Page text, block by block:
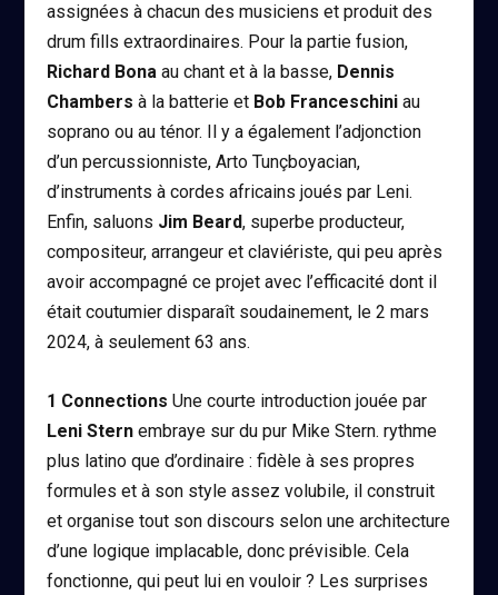
assignées à chacun des musiciens et produit des
drum fills extraordinaires. Pour la partie fusion,
Richard Bona au chant et à la basse, Dennis
Chambers à la batterie et Bob Franceschini au
soprano ou au ténor. Il y a également l’adjonction
d’un percussionniste, Arto Tunçboyacian,
d’instruments à cordes africains joués par Leni.
Enfin, saluons Jim Beard, superbe producteur,
compositeur, arrangeur et claviériste, qui peu après
avoir accompagné ce projet avec l’efficacité dont il
était coutumier disparaît soudainement, le 2 mars
2024, à seulement 63 ans.
1 Connections Une courte introduction jouée par
Leni Stern embraye sur du pur Mike Stern. rythme
plus latino que d’ordinaire : fidèle à ses propres
formules et à son style assez volubile, il construit
et organise tout son discours selon une architecture
d’une logique implacable, donc prévisible. Cela
fonctionne, qui peut lui en vouloir ? Les surprises